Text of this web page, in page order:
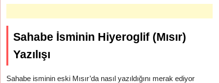
Sahabe İsminin Hiyeroglif (Mısır)
Yazılışı
Sahabe isminin eski Mısır’da nasıl yazıldığını merak ediyor